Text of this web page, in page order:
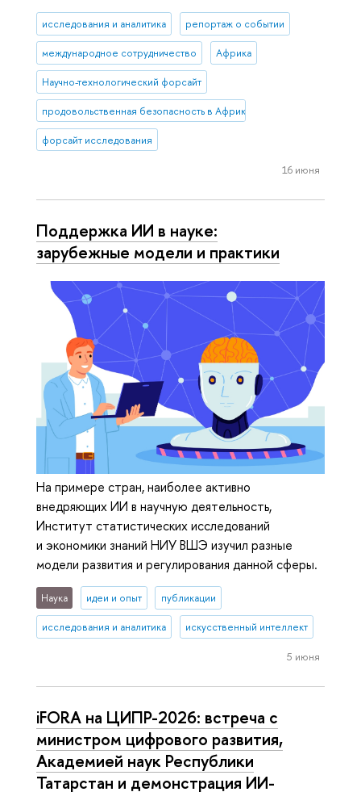
исследования и аналитика репортаж о событии
международное сотрудничество Африка
Научно-технологический форсайт
продовольственная безопасность в Африке
форсайт исследования
16 июня
Поддержка ИИ в науке:
зарубежные модели и практики
На примере стран, наиболее активно
внедряющих ИИ в научную деятельность,
Институт статистических исследований
и экономики знаний НИУ ВШЭ изучил разные
модели развития и регулирования данной сферы.
Наука идеи и опыт публикации
исследования и аналитика искусственный интеллект
5 июня
iFORA на ЦИПР-2026: встреча с
министром цифрового развития,
Академией наук Республики
Татарстан и демонстрация ИИ-